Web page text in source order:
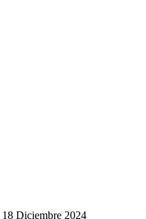
18 Diciembre 2024